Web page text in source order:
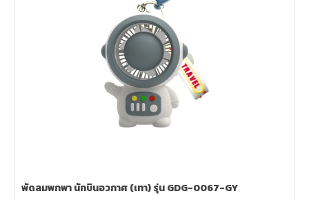
พัดลมพกพา นักบินอวกาศ (เทา) รุ่น GDG-0067-GY